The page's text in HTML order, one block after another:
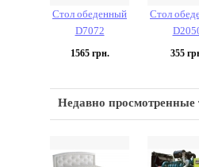
Стол обеденный
D7072
1565грн.
Стол
355
Недавно просмотренные